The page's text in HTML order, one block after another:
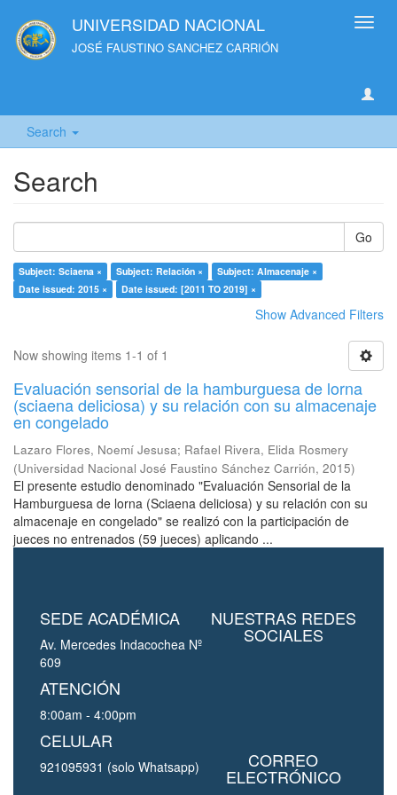
UNIVERSIDAD NACIONAL
JOSÉ FAUSTINO SANCHEZ CARRIÓN
Search
Search
Go
Subject: Sciaena × Subject: Relación ×
Subject: Almacenaje ×
Date issued: 2015 ×
Date issued: [2011 TO 2019] ×
Show Advanced Filters
Now showing items 1-1 of 1
Evaluación sensorial de la hamburguesa de lorna
(sciaena deliciosa) y su relación con su almacenaje
en congelado
Lazaro Flores, Noemí Jesusa; Rafael Rivera, Elida Rosmery
(Universidad Nacional José Faustino Sánchez Carrión, 2015)
El presente estudio denominado "Evaluación Sensorial de la
Hamburguesa de lorna (Sciaena deliciosa) y su relación con su
almacenaje en congelado" se realizó con la participación de
jueces no entrenados (59 jueces) aplicando ...
SEDE ACADÉMICA
Av. Mercedes Indacochea Nº
609
ATENCIÓN
8:00am - 4:00pm
CELULAR
921095931 (solo Whatsapp)
NUESTRAS REDES
SOCIALES
CORREO
ELECTRÓNICO